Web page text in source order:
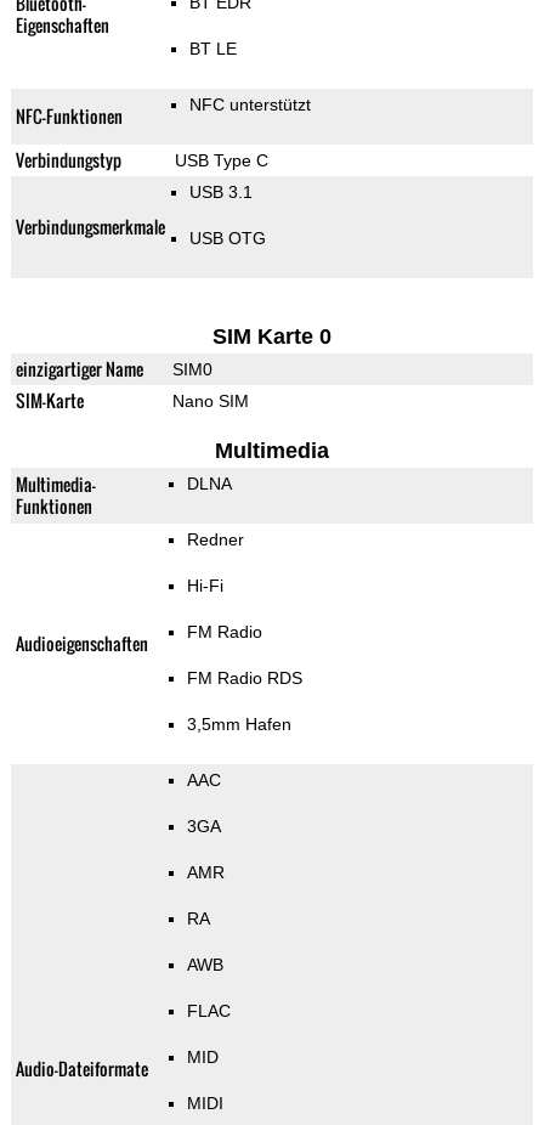
Eigenschaften
BT LE
NFC-Funktionen NFC unterstützt
Verbindungstyp USB Type C
Verbindungsmerkmale
USB 3.1
USB OTG
SIM Karte 0
einzigartiger Name SIM0
SIM-Karte Nano SIM
Multimedia
Multimedia-
Funktionen
DLNA
Audioeigenschaften
Redner
Hi-Fi
FM Radio
FM Radio RDS
3,5mm Hafen
Audio-Dateiformate
AAC
3GA
AMR
RA
AWB
FLAC
MID
MIDI